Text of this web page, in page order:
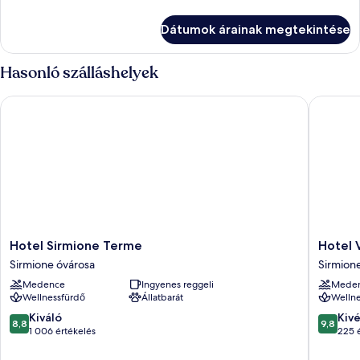
Dátumok árainak megtekintése
Hasonló szálláshelyek
Hotel
Sirmione
Terme
Sirmione
óvárosa
Hotel Sirmione Terme
Sirmione óvárosa
Medence
Ingyenes reggeli
Wellnessfürdő
Állatbarát
8.8
ennyiből:
8,8 Kiváló
1 006 értékelés
Hotel Sirmione Terme
Hotel
Vinci
Hotel
9.8
9,8
225
Hotel